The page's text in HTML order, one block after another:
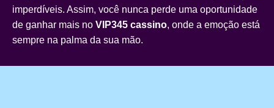
imperdíveis. Assim, você nunca perde uma oportunidade
de ganhar mais no VIP345 cassino, onde a emoção está
sempre na palma da sua mão.